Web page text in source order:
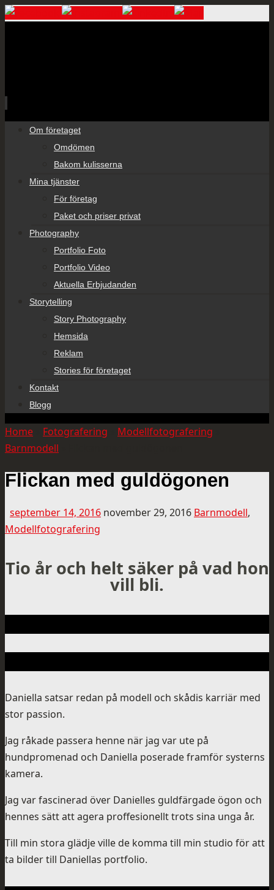
Om företaget
Omdömen
Bakom kulisserna
Mina tjänster
För företag
Paket och priser privat
Photography
Portfolio Foto
Portfolio Video
Aktuella Erbjudanden
Storytelling
Story Photography
Hemsida
Reklam
Stories för företaget
Kontakt
Blogg
Home Fotografering Modellfotografering
Barnmodell
Flickan med guldögonen
september 14, 2016 november 29, 2016 Barnmodell,
Modellfotografering
Tio år och helt säker på vad hon
vill bli.
Daniella satsar redan på modell och skådis karriär med
stor passion.
Jag råkade passera henne när jag var ute på
hundpromenad och Daniella poserade framför systerns
kamera.
Jag var fascinerad över Danielles guldfärgade ögon och
hennes sätt att agera proffesionellt trots sina unga år.
Till min stora glädje ville de komma till min studio för att
ta bilder till Daniellas portfolio.